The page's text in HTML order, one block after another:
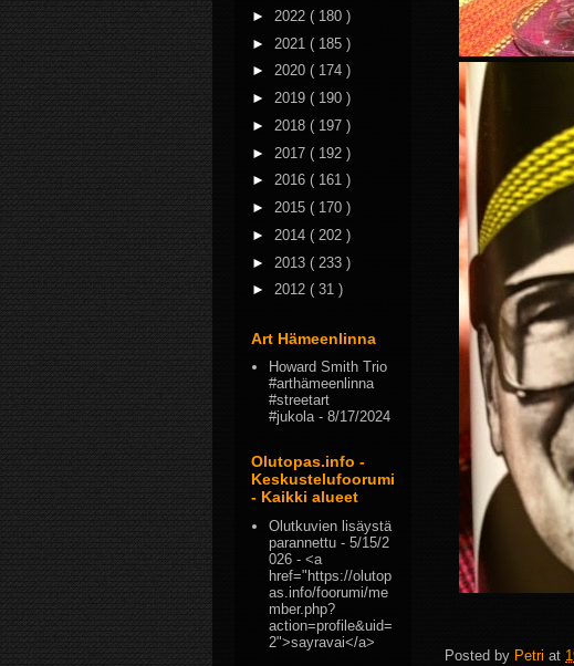
Posted by Petri at
► 2022 ( 180 )
► 2021 ( 185 )
► 2020 ( 174 )
► 2019 ( 190 )
► 2018 ( 197 )
► 2017 ( 192 )
► 2016 ( 161 )
► 2015 ( 170 )
► 2014 ( 202 )
► 2013 ( 233 )
► 2012 ( 31 )
Art Hämeenlinna
Howard Smith Trio
#arthämeenlinna
#streetart
#jukola- 8/17/2024
Olutopas.info -
Keskustelufoorumi
- Kaikki alueet
Olutkuvien lisäystä
parannettu - 5/15/2
026 - <a
href="https://olutop
as.info/foorumi/me
mber.php?
action=profile&uid=
2">sayravai</a>